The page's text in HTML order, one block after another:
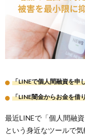
「LINEで個人間融資を申
「LINE闇金からお金を借
最近LINEで「個人間融
という身近なツールで